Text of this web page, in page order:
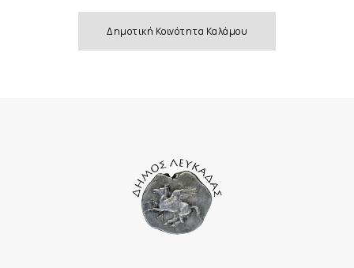
Δημοτική Κοινότητα Καλάμου